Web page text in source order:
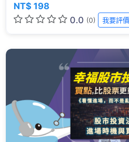
NT$ 198
0.0 (0) 我要評價